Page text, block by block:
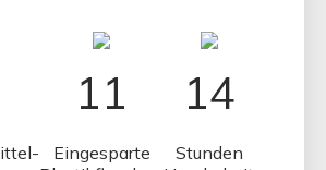
11
Eingesparte
14
Stunden